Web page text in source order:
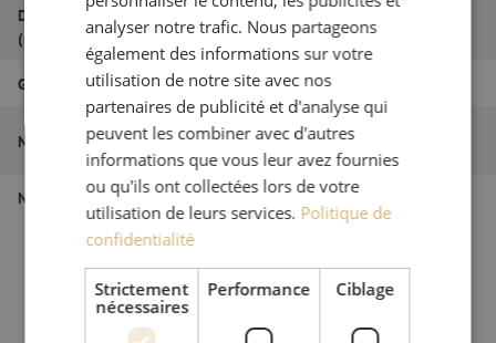
Diamètre extérieur
(mm)
1.8
Grade B
Nom de l'article
Jarretière optique duplex SM, LC/APC-
LC/PC, 1.8mm, 16m
Numéro d'article M20000614
analyser notre trafic. Nous partageons
également des informations sur votre
utilisation de notre site avec nos
partenaires de publicité et d'analyse qui
peuvent les combiner avec d'autres
informations que vous leur avez fournies
ou qu'ils ont collectées lors de votre
utilisation de leurs services. Politique de
confidentialité
Strictement
nécessaires
Performance Ciblage